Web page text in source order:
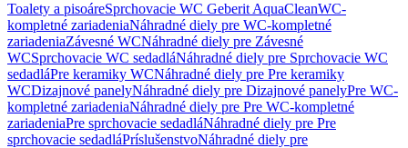
Toalety a pisoáreSprchovacie WC Geberit AquaCleanWC-
kompletné zariadeniaNáhradné diely pre WC-kompletné
zariadeniaZávesné WCNáhradné diely pre Závesné
WCSprchovacie WC sedadláNáhradné diely pre Sprchovacie WC
sedadláPre keramiky WCNáhradné diely pre Pre keramiky
WCDizajnové panelyNáhradné diely pre Dizajnové panelyPre WC-
kompletné zariadeniaNáhradné diely pre Pre WC-kompletné
zariadeniaPre sprchovacie sedadláNáhradné diely pre Pre
sprchovacie sedadláPríslušenstvoNáhradné diely pre